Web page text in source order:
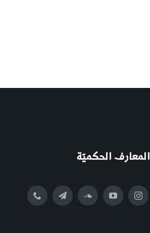
المعارف الحكميّة